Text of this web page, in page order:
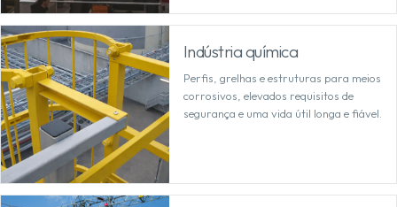
Indústria química
Perfis, grelhas e estruturas para meios
corrosivos, elevados requisitos de
segurança e uma vida útil longa e fiável.